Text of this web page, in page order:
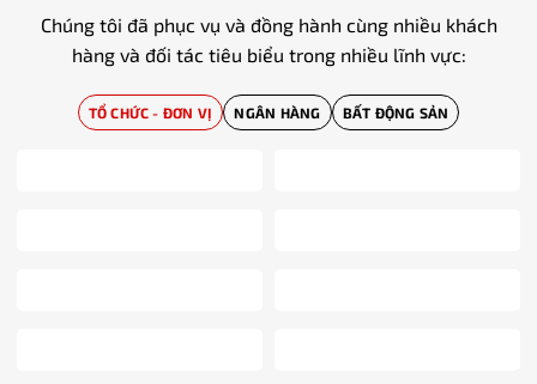
Chúng tôi đã phục vụ và đồng hành cùng nhiều khách
hàng và đối tác tiêu biểu trong nhiều lĩnh vực:
TỔ CHỨC - ĐƠN VỊ NGÂN HÀNG BẤT ĐỘNG SẢN